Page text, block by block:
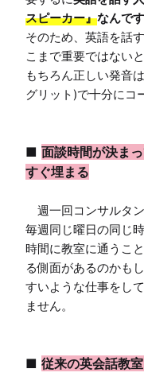
スピーカー』なんです
そのため、英語を話
こまで重要ではない
もちろん正しい発音
グリット)で十分にコ
■ 面談時間が決ま
すぐ埋まる
週一回コンサルタ
毎週同じ曜日の同じ
時間に教室に通うこ
る側面があるのかも
すいような仕事をし
ません。
■ 従来の英会話教